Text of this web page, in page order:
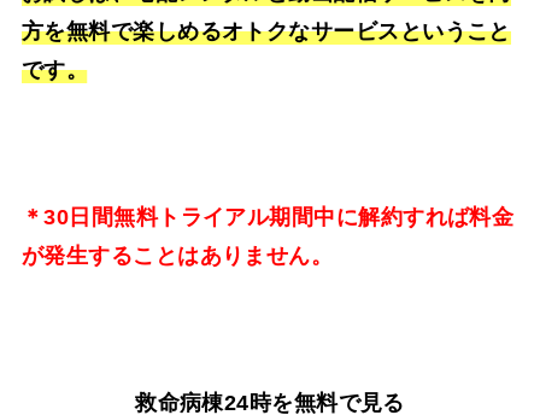
方を無料で楽しめるオトクなサービスということ
です。
＊30日間無料トライアル期間中に解約すれば料金
が発生することはありません。
救命病棟24時を無料で見る